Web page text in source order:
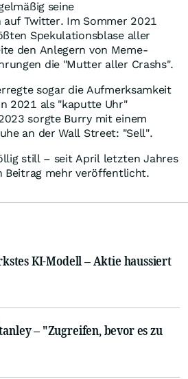
seine
Twitter. Im Sommer 2021
Spekulationsblase aller
den Anlegern von Meme-
die "Mutter aller Crashs".
sogar die Aufmerksamkeit
2021 als "kaputte Uhr"
sorgte Burry mit einem
an der Wall Street: "Sell".
still – seit April letzten Jahres
Beitrag mehr veröffentlicht.
KI-Modell – Aktie haussiert
– "Zugreifen, bevor es zu